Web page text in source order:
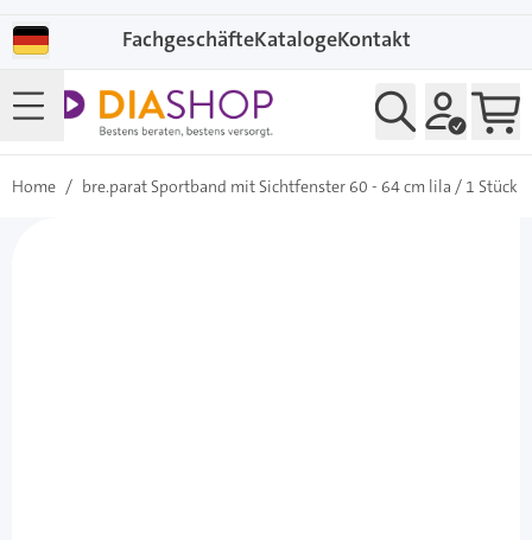
FachgeschäfteKatalogeKontakt
Home / bre.parat Sportband mit Sichtfenster 60 - 64 cm lila / 1 Stück